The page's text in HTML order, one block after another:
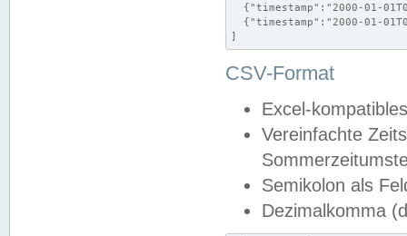
{"timestamp":"2000-01-
{"timestamp":"2000-01-
]
CSV-Format
Excel-
Vereinfachte
Semikolon als
Dezimalkomma